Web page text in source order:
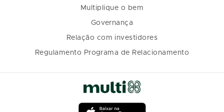
Multiplique o bem
Governança
Relação com investidores
Regulamento Programa de Relacionamento